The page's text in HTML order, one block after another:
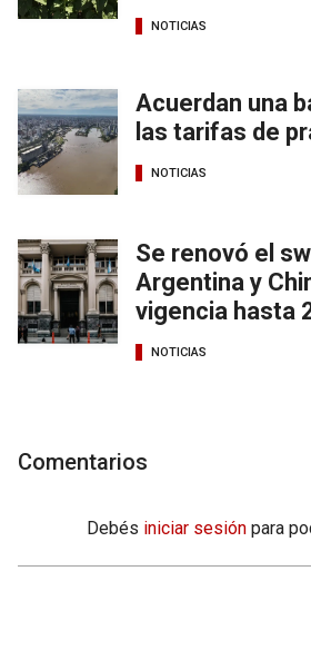
NOTICIAS
Acuerdan una
las tarifas de
NOTICIAS
Se renovó el
Argentina y
vigencia hasta
NOTICIAS
Comentarios
Debés iniciar sesión para